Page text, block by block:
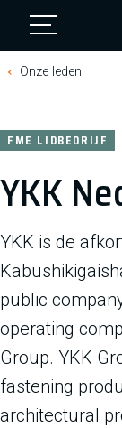
Onze leden
YKK
FME LIDBEDRIJF
YKK is de
public
operating
Group. YKK
fastening
architectural